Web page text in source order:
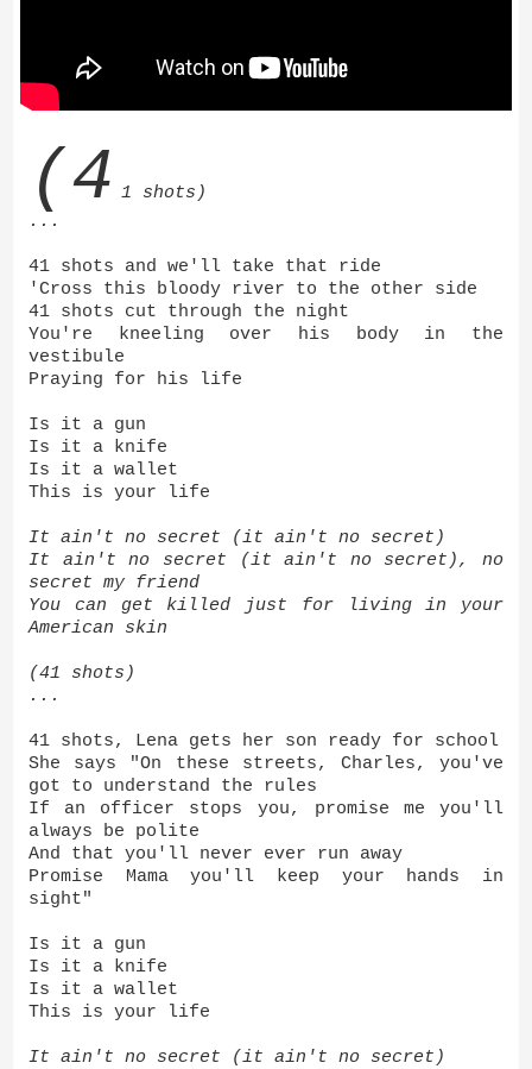
(4 1 shots)
...
41 shots and we'll take that ride
'Cross this bloody river to the other side
41 shots cut through the night
You're kneeling over his body in the
vestibule
Praying for his life
Is it a gun
Is it a knife
Is it a wallet
This is your life
It ain't no secret (it ain't no secret)
It ain't no secret (it ain't no secret), no
secret my friend
You can get killed just for living in your
American skin
(41 shots)
...
41 shots, Lena gets her son ready for school
She says "On these streets, Charles, you've
got to understand the rules
If an officer stops you, promise me you'll
always be polite
And that you'll never ever run away
Promise Mama you'll keep your hands in
sight"
Is it a gun
Is it a knife
Is it a wallet
This is your life
It ain't no secret (it ain't no secret)